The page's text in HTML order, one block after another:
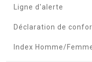
Ligne d'alerte
Déclaration de
Index Homme/